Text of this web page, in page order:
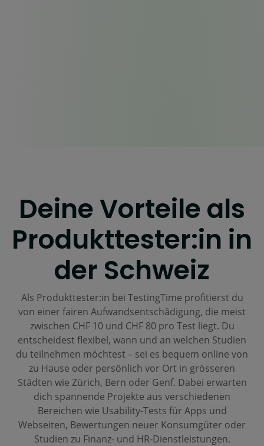
Deine Vorteile als
Produkttester:in in
der Schweiz
Als Produkttester:in bei TestingTime profitierst du
von einer fairen Aufwandsentschädigung, die meist
zwischen CHF 10 und CHF 80 pro Test liegt. Du
entscheidest flexibel, wann und an welchen Studien
du teilnehmen möchtest – sei es bequem online von
zu Hause oder persönlich vor Ort in grösseren
Städten wie Zürich, Bern oder Genf. Dabei erwarten
dich spannende Projekte aus verschiedenen
Bereichen wie Usability-Tests für Apps und
Webseiten, Bewertungen neuer Konsumgüter oder
Studien zu Finanz- und HR-Dienstleistungen.